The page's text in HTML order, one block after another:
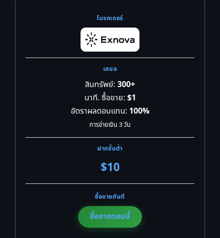
สินทรัพย์: 300+
นาที. ซื้อขาย: $1
อัตราผลตอบแทน: 100%
การจ่ายเงิน 3 วัน
$10
ซื้อขายตอนนี้